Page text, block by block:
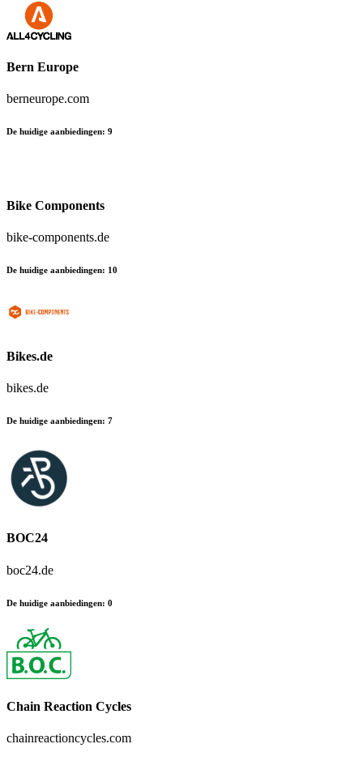
Bern Europe
berneurope.com
De huidige aanbiedingen: 9
Bike Components
bike-components.de
De huidige aanbiedingen: 10
Bikes.de
bikes.de
De huidige aanbiedingen: 7
BOC24
boc24.de
De huidige aanbiedingen: 0
Chain Reaction Cycles
chainreactioncycles.com